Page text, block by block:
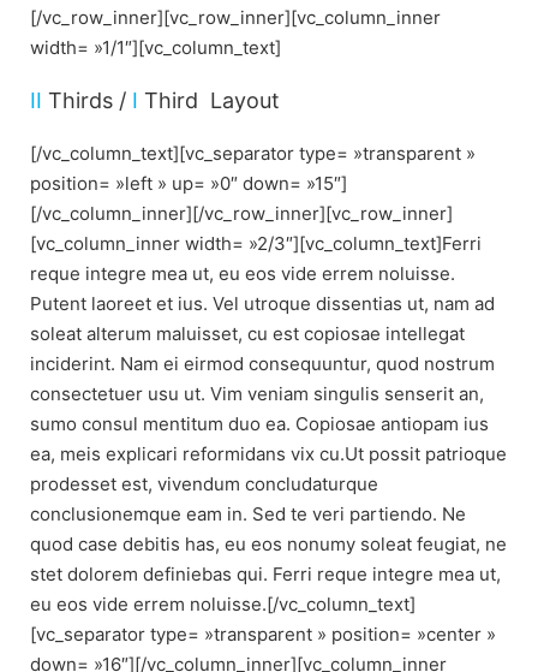
[/vc_row_inner][vc_row_inner][vc_column_inner
width= »1/1″][vc_column_text]
II Thirds / I Third Layout
[/vc_column_text][vc_separator type= »transparent »
position= »left » up= »0″ down= »15″]
[/vc_column_inner][/vc_row_inner][vc_row_inner]
[vc_column_inner width= »2/3″][vc_column_text]Ferri
reque integre mea ut, eu eos vide errem noluisse.
Putent laoreet et ius. Vel utroque dissentias ut, nam ad
soleat alterum maluisset, cu est copiosae intellegat
inciderint. Nam ei eirmod consequuntur, quod nostrum
consectetuer usu ut. Vim veniam singulis senserit an,
sumo consul mentitum duo ea. Copiosae antiopam ius
ea, meis explicari reformidans vix cu.Ut possit patrioque
prodesset est, vivendum concludaturque
conclusionemque eam in. Sed te veri partiendo. Ne
quod case debitis has, eu eos nonumy soleat feugiat, ne
stet dolorem definiebas qui. Ferri reque integre mea ut,
eu eos vide errem noluisse.[/vc_column_text]
[vc_separator type= »transparent » position= »center »
down= »16″][/vc_column_inner][vc_column_inner